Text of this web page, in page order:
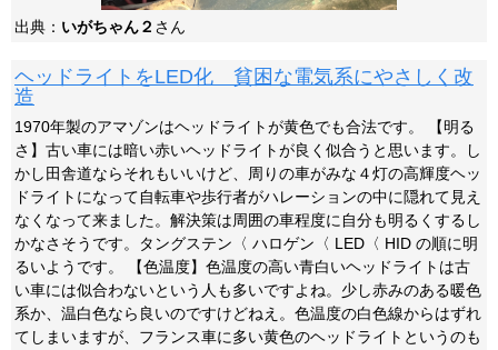
出典： いがちゃん２ さん
ヘッドライトをLED化 貧困な電気系にやさしく改
造
1970年製のアマゾンはヘッドライトが黄色でも合法です。 【明る
さ】古い車には暗い赤いヘッドライトが良く似合うと思います。し
かし田舎道ならそれもいいけど、周りの車がみな４灯の高輝度ヘッ
ドライトになって自転車や歩行者がハレーションの中に隠れて見え
なくなって来ました。解決策は周囲の車程度に自分も明るくするし
かなさそうです。タングステン〈 ハロゲン〈 LED〈 HID の順に明
るいようです。 【色温度】色温度の高い青白いヘッドライトは古
い車には似合わないという人も多いですよね。少し赤みのある暖色
系か、温白色なら良いのですけどねえ。色温度の白色線からはずれ
てしまいますが、フランス車に多い黄色のヘッドライトというのも